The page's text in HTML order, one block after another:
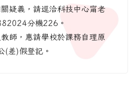
疑義，請逕洽科技中心甯老
分機226。
師，惠請學校於課務自理原
(差)假登記。